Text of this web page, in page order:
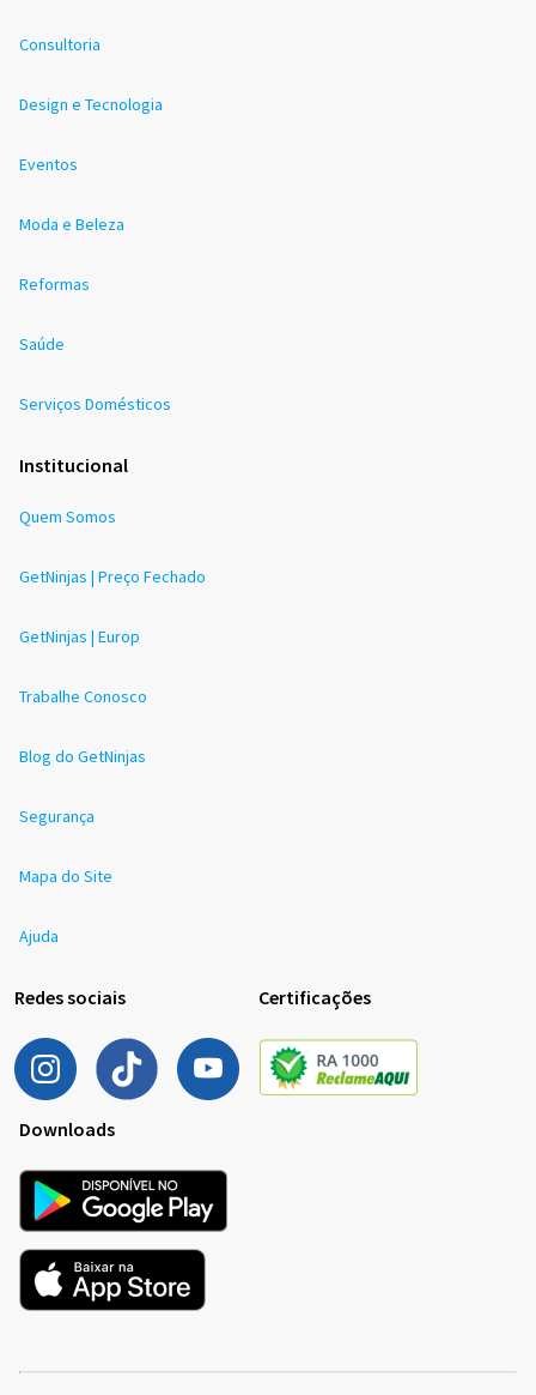
Consultoria
Design e Tecnologia
Eventos
Moda e Beleza
Reformas
Saúde
Serviços Domésticos
Institucional
Quem Somos
GetNinjas | Preço Fechado
GetNinjas | Europ
Trabalhe Conosco
Blog do GetNinjas
Segurança
Mapa do Site
Ajuda
Redes sociais Certificações
Downloads